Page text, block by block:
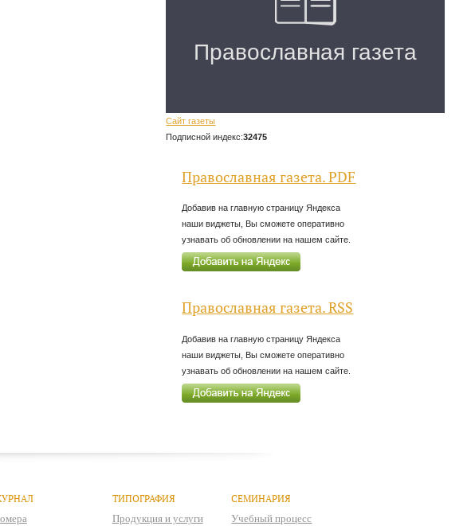
Сайт газеты
Подписной индекс:32475
Православная газета. PDF
Добавив на главную страницу Яндекса
наши виджеты, Вы сможете оперативно
узнавать об обновлении на нашем сайте.
Православная газета. RSS
Добавив на главную страницу Яндекса
наши виджеты, Вы сможете оперативно
узнавать об обновлении на нашем сайте.
ТИПОГРАФИЯ
Продукция и услуги
СЕМИНАРИЯ
Учебный процесс